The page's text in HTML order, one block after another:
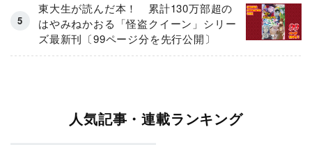
東大生が読んだ本！ 累計130万部超の
はやみねかおる「怪盗クイーン」シリー
ズ最新刊〔99ページ分を先行公開〕
人気記事・連載ランキング